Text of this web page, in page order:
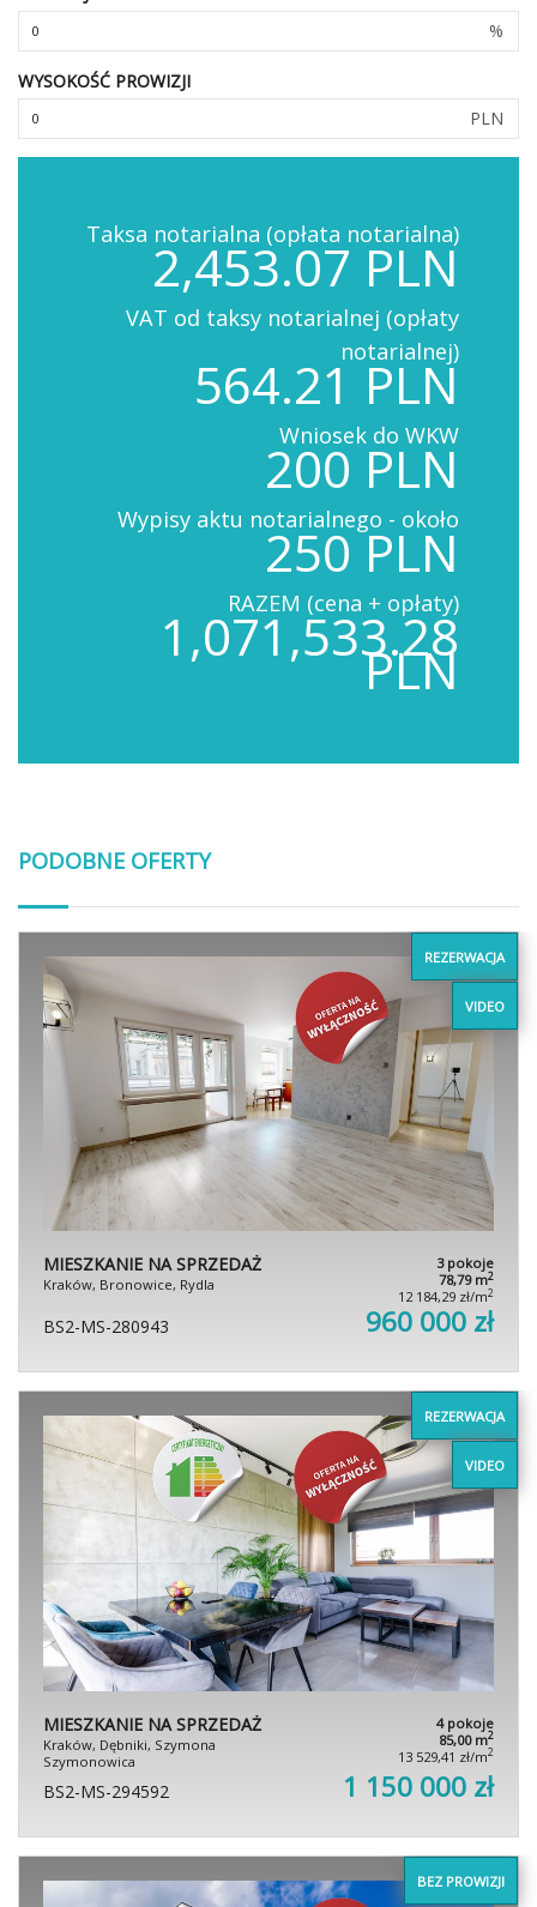
%
WYSOKOŚĆ PROWIZJI
PLN
Taksa notarialna (opłata notarialna)
2,453.07 PLN
VAT od taksy notarialnej (opłaty
notarialnej)
564.21 PLN
Wniosek do WKW
200 PLN
Wypisy aktu notarialnego - około
250 PLN
RAZEM (cena + opłaty)
1,071,533.28
PLN
PODOBNE OFERTY
REZERWACJA
VIDEO
MIESZKANIE NA SPRZEDAŻ
Kraków, Bronowice, Rydla
3 pokoje
78,79 m2
12 184,29 zł/m2
BS2-MS-280943 960 000 zł
REZERWACJA
VIDEO
MIESZKANIE NA SPRZEDAŻ
Kraków, Dębniki, Szymona
Szymonowica
4 pokoje
85,00 m2
13 529,41 zł/m2
BS2-MS-294592 1 150 000 zł
BEZ PROWIZJI